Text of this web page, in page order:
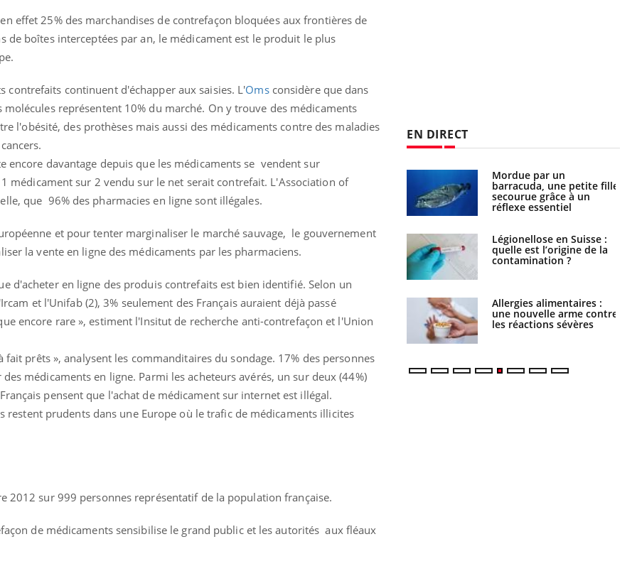
effet 25% des marchandises de contrefaçon bloquées aux frontières de
de boîtes interceptées par an, le médicament est le produit le plus
contrefaits continuent d'échapper aux saisies. L'Omsconsidère que dans
molécules représentent 10% du marché. On y trouve des médicaments
l'obésité, des prothèses mais aussi des médicaments contre des maladies
encore davantage depuis que les médicaments se vendent sur
médicament sur 2 vendu sur le net serait contrefait. L'Association of
que 96% des pharmacies en ligne sont illégales.
et pour tenter marginaliser le marché sauvage, le gouvernement
la vente en ligne des médicaments par les pharmaciens.
d'acheter en ligne des produis contrefaits est bien identifié. Selon un
et l'Unifab (2), 3% seulement des Français auraient déjà passé
encore rare », estiment l'Insitut de recherche anti-contrefaçon et l'Union
fait prêts », analysent les commanditaires du sondage. 17% des personnes
médicaments en ligne. Parmi les acheteurs avérés, un sur deux (44%)
pensent que l'achat de médicament sur internet est illégal.
restent prudents dans une Europe où le trafic de médicaments illicites
2012 sur 999 personnes représentatif de la population française.
de médicaments sensibilise le grand public et les autorités aux fléaux
EN DIRECT
Grossesse et chaleur : ce
que dit la science
Le smartphone nuit-il à
l'apprentissage de la
lecture ?
Mordue par une tique en
le coma pendant 42 jours
Mordue par un
barracuda, une petite fille
secourue grâce à un
réflexe essentiel
Légionellose en Suisse :
quelle est l’origine de la
contamination ?
Allergies alimentaires :
une nouvelle arme contre
les réactions sévères
Comment gérer le
sommeil des enfants en
vacances ?
Bilan prévention : ce que
les kinés pourront
bientôt faire
TDAH : quel est ce
traitement autorisé aux
États-Unis ?